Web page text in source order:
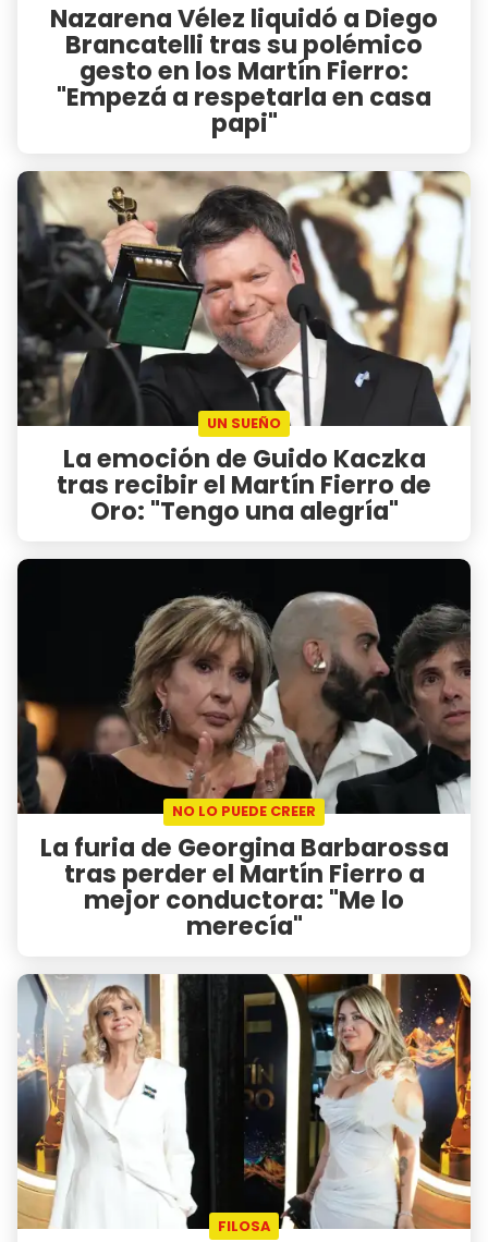
Nazarena Vélez liquidó a Diego
Brancatelli tras su polémico
gesto en los Martín Fierro:
"Empezá a respetarla en casa
papi"
UN SUEÑO
La emoción de Guido Kaczka
tras recibir el Martín Fierro de
Oro: "Tengo una alegría"
NO LO PUEDE CREER
La furia de Georgina Barbarossa
tras perder el Martín Fierro a
mejor conductora: "Me lo
merecía"
FILOSA